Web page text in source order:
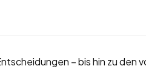
– bis hin zu den